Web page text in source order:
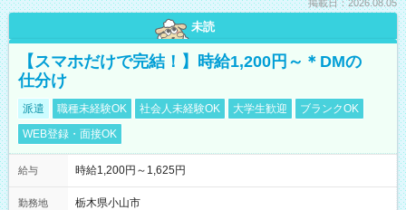
掲載日：2026.08.05
未読
【スマホだけで完結！】時給1,200円～＊DMの
仕分け
派遣 職種未経験OK 社会人未経験OK 大学生歓迎
ブランクOK
WEB登録・面接OK
給与 時給1,200円～1,625円
勤務地
栃木県小山市